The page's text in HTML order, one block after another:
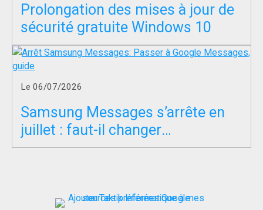
Prolongation des mises à jour de
sécurité gratuite Windows 10
Le 06/07/2026
Samsung Messages s’arrête en
juillet : faut-il changer
d’application SMS ?